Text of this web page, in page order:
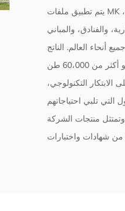
يتم تطبيق ملفات MK للألمنيوم على نطاق واسع في منتجات التجميع المعيارية، والناقلات المعيارية، وإطارات الآلات،
والفنادق، والمباني
أنحاء العالم. الناتج
التكنولوجي،
منتجات الشركة